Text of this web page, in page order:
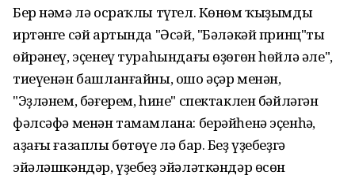
Бер нәмә лә осраҡлы түгел. Көнөм ҡыҙымдың
иртәнге сәй артында "Әсәй, "Бәләкәй принц"тың
өйрәнеү, эҫенеү тураһындағы өҙөгөн һөйлә әле",
тиеүенән башланғайны, ошо әҫәр менән,
"Эҙләнем, бәғерем, һине" спектаклен бәйләгән
фәлсәфә менән тамамлана: берәйһенә эҫенһәң,
аҙағы ғазаплы бөтөүе лә бар. Беҙ үҙебеҙгә
эйәләшкәндәр, үҙебеҙ эйәләткәндәр өсөн